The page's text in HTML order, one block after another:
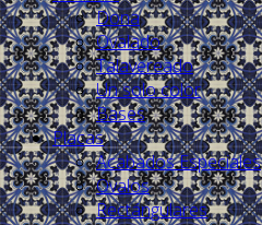
Dona
Ovalado
Talavereado
Un solo color
Bases
Placas
Acabados Especiales
Ovalos
Rectángulares